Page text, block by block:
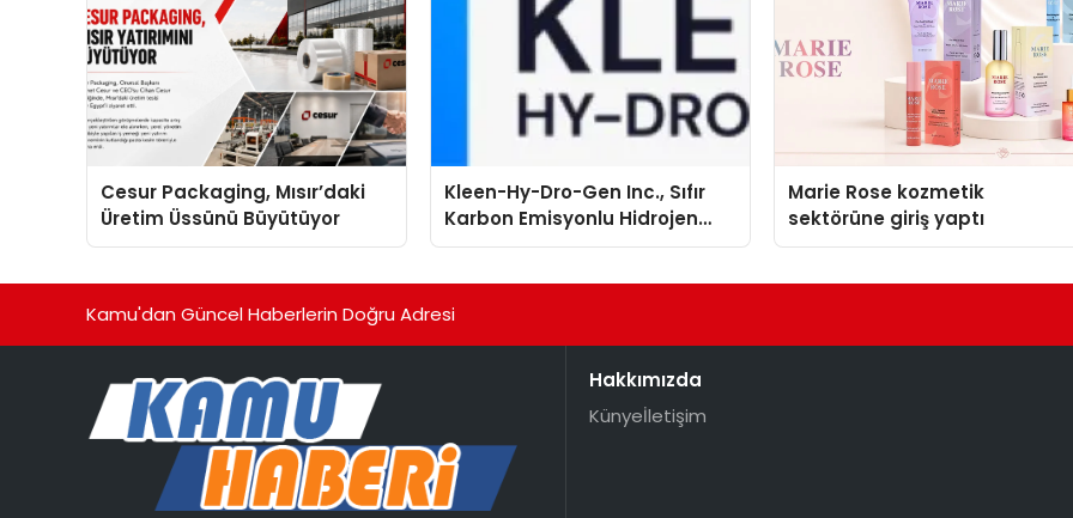
Cesur Packaging, Mısır’daki
Üretim Üssünü Büyütüyor
Kleen-Hy-Dro-Gen Inc., Sıfır
Karbon Emisyonlu Hidrojen
Isıtma Teknolojisinde ISO ve
Marie Rose kozmetik
sektörüne giriş yaptı
Kamu'dan Güncel Haberlerin Doğru Adresi
Hakkımızda
Künyeİletişim